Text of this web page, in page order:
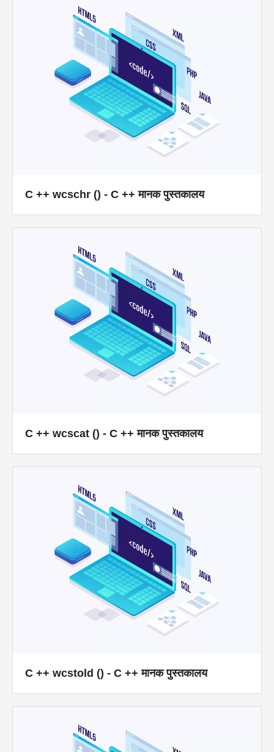
C ++ wcschr () - C ++ मानक पुस्तकालय
C ++ wcscat () - C ++ मानक पुस्तकालय
C ++ wcstold () - C ++ मानक पुस्तकालय